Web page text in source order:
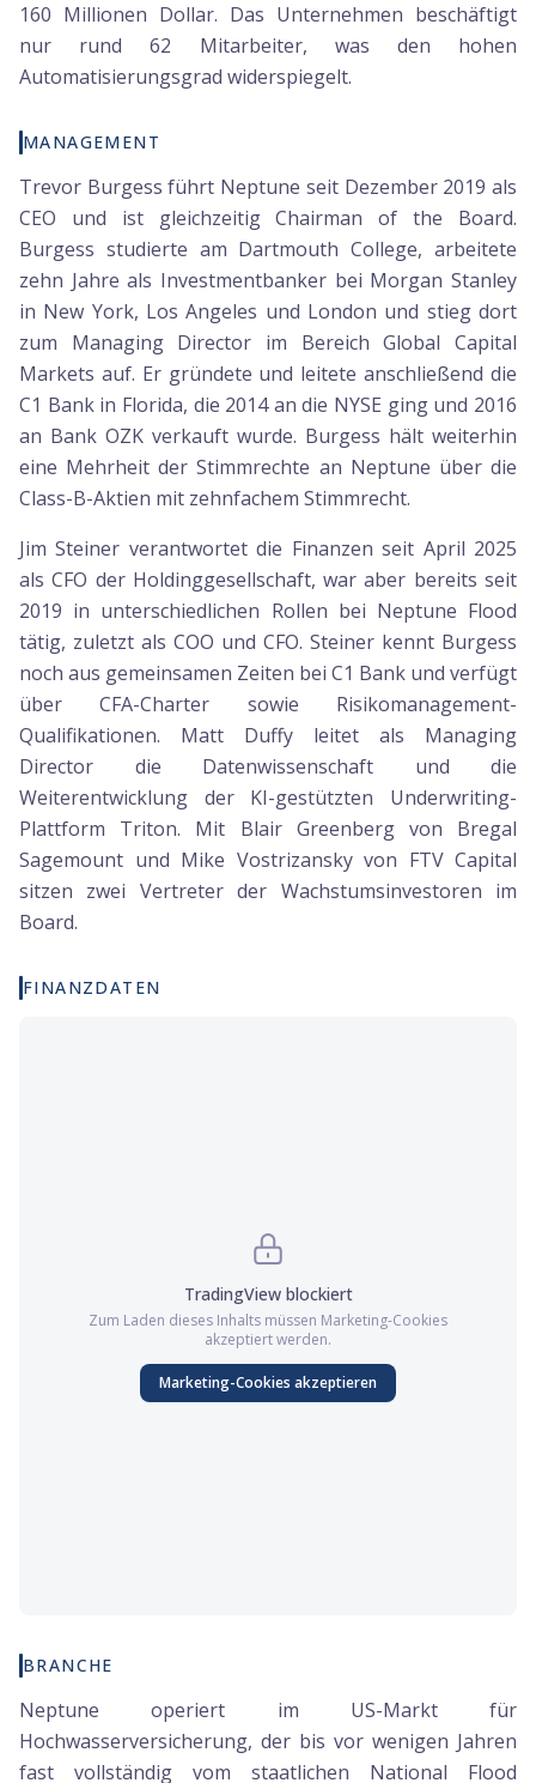
160 Millionen Dollar. Das Unternehmen beschäftigt
nur rund 62 Mitarbeiter, was den hohen
Automatisierungsgrad widerspiegelt.
MANAGEMENT
Trevor Burgess führt Neptune seit Dezember 2019 als
CEO und ist gleichzeitig Chairman of the Board.
Burgess studierte am Dartmouth College, arbeitete
zehn Jahre als Investmentbanker bei Morgan Stanley
in New York, Los Angeles und London und stieg dort
zum Managing Director im Bereich Global Capital
Markets auf. Er gründete und leitete anschließend die
C1 Bank in Florida, die 2014 an die NYSE ging und 2016
an Bank OZK verkauft wurde. Burgess hält weiterhin
eine Mehrheit der Stimmrechte an Neptune über die
Class-B-Aktien mit zehnfachem Stimmrecht.
Jim Steiner verantwortet die Finanzen seit April 2025
als CFO der Holdinggesellschaft, war aber bereits seit
2019 in unterschiedlichen Rollen bei Neptune Flood
tätig, zuletzt als COO und CFO. Steiner kennt Burgess
noch aus gemeinsamen Zeiten bei C1 Bank und verfügt
über CFA-Charter sowie Risikomanagement-
Qualifikationen. Matt Duffy leitet als Managing
Director die Datenwissenschaft und die
Weiterentwicklung der KI-gestützten Underwriting-
Plattform Triton. Mit Blair Greenberg von Bregal
Sagemount und Mike Vostrizansky von FTV Capital
sitzen zwei Vertreter der Wachstumsinvestoren im
Board.
FINANZDATEN
TradingViewblockiert
Zum Laden dieses Inhalts müssen Marketing-Cookies
akzeptiert werden.
Marketing-Cookies akzeptieren
BRANCHE
Neptune operiert im US-Markt für
Hochwasserversicherung, der bis vor wenigen Jahren
fast vollständig vom staatlichen National Flood